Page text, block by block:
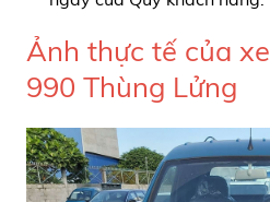
Ảnh thực tế của xe
990 Thùng Lửng